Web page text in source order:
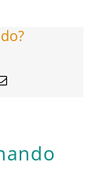
E-